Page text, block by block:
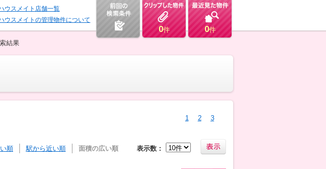
ウスメイト店舗一覧
ウスメイトの管理物件について
0件 0件
結果
1 2 3
順 駅から近い順 面積の広い順 表示数：